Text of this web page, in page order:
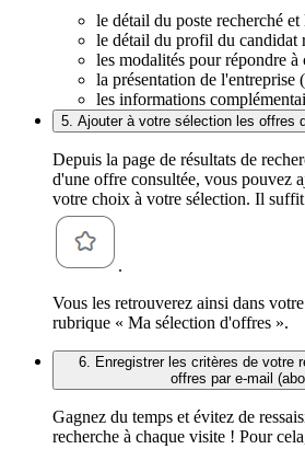
le détail du poste recherché
le détail du profil du candidat
les modalités pour répondre à
la présentation de l'entreprise
les informations
5. Ajouter à votre sélection les offres
Depuis la page de résultats de
d'une offre consultée, vous pouvez
votre choix à votre sélection. Il
.
Vous les retrouverez ainsi dans
rubrique « Ma sélection d'offres ».
6. Enregistrer les critères de votre
offres par e-mail
Gagnez du temps et évitez de
recherche à chaque visite ! Pour